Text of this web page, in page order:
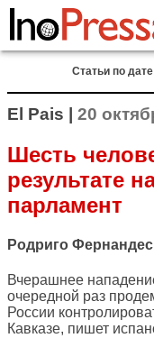
Статьи по дате
El Pais | 20
Шесть
результате
парламент
Родриго Фернандес
Вчерашнее
очередной раз
России
Кавказе, пишет